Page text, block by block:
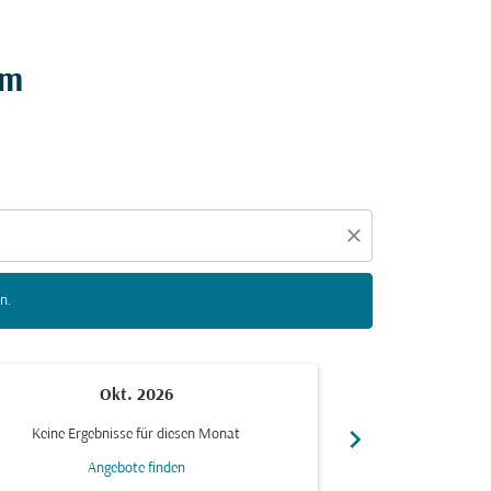
close
interagieren, um Angebote zu finden.
Okt. 2026
Keine Ergebnisse für diesen Monat
Angebote finden
chevron_right